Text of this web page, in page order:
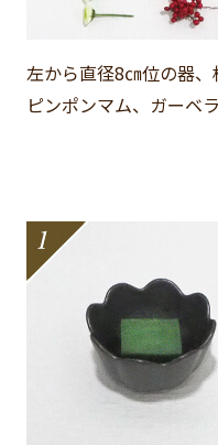
左から直径8㎝位の器、
ピンポンマム、ガーベ